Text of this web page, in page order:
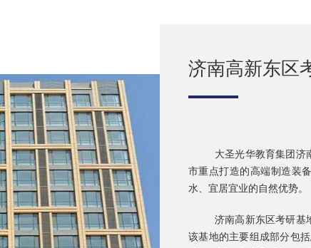
济南高新东区
大圣光华教育集团济
市重点打造的高端制造装备
水、宜居宜业的自然优势。
济南高新东区考研基
该基地的主要组成部分包括